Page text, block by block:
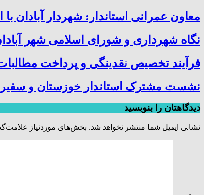
معاون عمرانی استاندار: شهردار
نگاه شهرداری و شورای اسلامی شهر
فرآیند تخصیص نقدینگی و پرداخت
نشست مشترک استاندار خوزستان و سفیر
دیدگاهتان را بنویسید
نشانی ایمیل شما منتشر نخواهد شد. بخش‌های موردنیاز